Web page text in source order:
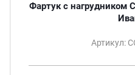
Фартук с нагрудником
Артикул: